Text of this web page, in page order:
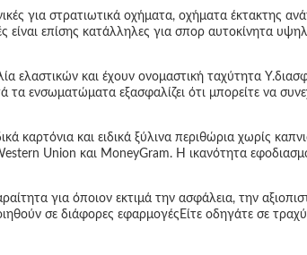
για στρατιωτικά οχήματα, οχήματα έκτακτης
είναι επίσης κατάλληλες για σπορ αυτοκίνητα
ελαστικών και έχουν ονομαστική ταχύτητα
ενσωματώματα εξασφαλίζει ότι μπορείτε να
καρτόνια και ειδικά ξύλινα περιθώρια χωρίς
Union και MoneyGram. Η ικανότητα
για όποιον εκτιμά την ασφάλεια, την
σε διάφορες εφαρμογέςΕίτε οδηγάτε σε τραχύ